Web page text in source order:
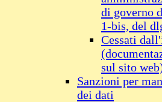
di governo
1-bis, del
Cessati
sul sito
Sanzioni per
dei dati